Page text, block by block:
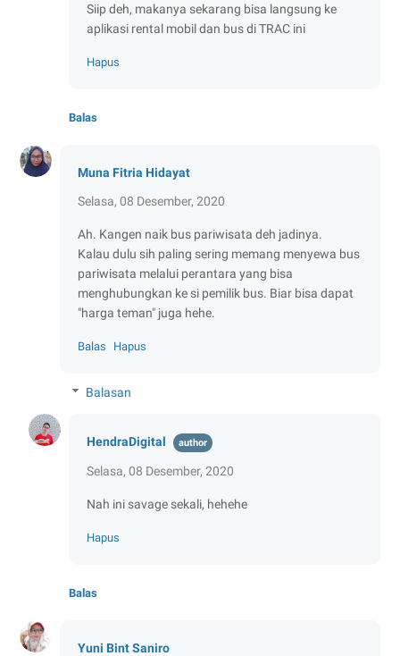
Siip deh, makanya sekarang bisa langsung ke
aplikasi rental mobil dan bus di TRAC ini
Hapus
Balas
Muna Fitria Hidayat
Selasa, 08 Desember, 2020
Ah. Kangen naik bus pariwisata deh jadinya.
Kalau dulu sih paling sering memang menyewa bus
pariwisata melalui perantara yang bisa
menghubungkan ke si pemilik bus. Biar bisa dapat
"harga teman" juga hehe.
Balas Hapus
Balasan
HendraDigital
Selasa, 08 Desember, 2020
Nah ini savage sekali, hehehe
Hapus
Balas
Yuni Bint Saniro